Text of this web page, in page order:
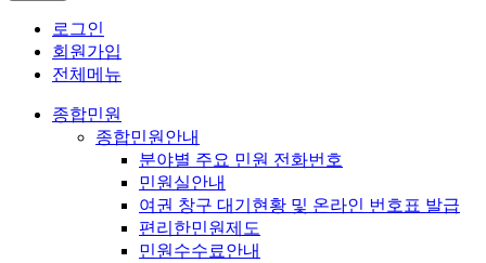
로그인
회원가입
전체메뉴
종합민원
종합민원안내
분야별 주요 민원 전화번호
민원실안내
여권 창구 대기현황 및 온라인 번호표 발급
편리한민원제도
민원수수료안내